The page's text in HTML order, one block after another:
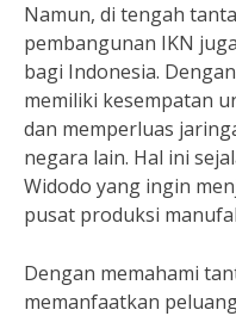
Namun, di tengah
pembangunan IKN
bagi Indonesia.
memiliki kesempatan
dan memperluas
negara lain. Hal ini
Widodo yang ingin
pusat produksi
Dengan memahami
memanfaatkan